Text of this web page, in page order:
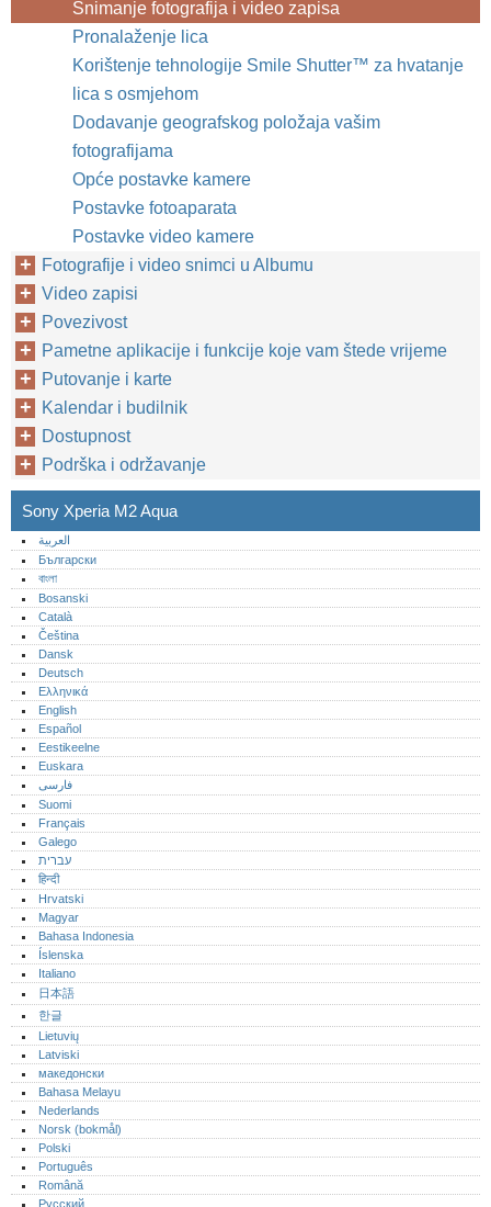
Snimanje fotografija i video zapisa
Pronalaženje lica
Korištenje tehnologije Smile Shutter™‎ za hvatanje
lica s osmjehom
Dodavanje geografskog položaja vašim
fotografijama
Opće postavke kamere
Postavke fotoaparata
Postavke video kamere
Fotografije i video snimci u Albumu
Video zapisi
Povezivost
Pametne aplikacije i funkcije koje vam štede vrijeme
Putovanje i karte
Kalendar i budilnik
Dostupnost
Podrška i održavanje
Sony Xperia M2 Aqua
العربية
Български
বাংলা
Bosanski
Català
Čeština
Dansk
Deutsch
Ελληνικά
English
Español
Eestikeelne
Euskara
فارسی
Suomi
Français
Galego
עברית
हिन्दी
Hrvatski
Magyar
Bahasa Indonesia
Íslenska
Italiano
日本語
한글
Lietuvių
Latviski
македонски
Bahasa Melayu
Nederlands
Norsk (bokmål)‎
Polski
Português‎
Română
Русский